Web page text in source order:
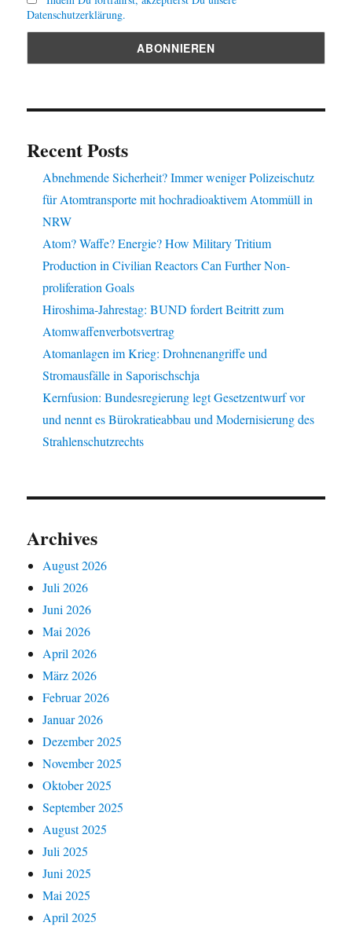
Datenschutzerklärung.
Recent Posts
Abnehmende Sicherheit? Immer weniger Polizeischutz
für Atomtransporte mit hochradioaktivem Atommüll in
NRW
Atom? Waffe? Energie? How Military Tritium
Production in Civilian Reactors Can Further Non-
proliferation Goals
Hiroshima-Jahrestag: BUND fordert Beitritt zum
Atomwaffenverbotsvertrag
Atomanlagen im Krieg: Drohnenangriffe und
Stromausfälle in Saporischschja
Kernfusion: Bundesregierung legt Gesetzentwurf vor
und nennt es Bürokratieabbau und Modernisierung des
Strahlenschutzrechts
Archives
August 2026
Juli 2026
Juni 2026
Mai 2026
April 2026
März 2026
Februar 2026
Januar 2026
Dezember 2025
November 2025
Oktober 2025
September 2025
August 2025
Juli 2025
Juni 2025
Mai 2025
April 2025